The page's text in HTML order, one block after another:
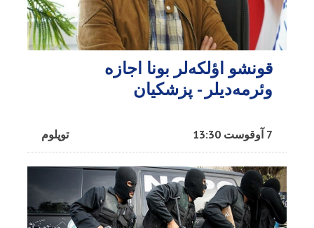
قونشو اؤلکه‌لر بونا اجازه
وئرمه‌دیلر - پزشکیان
توپلوم 7 آوقوست 13:30